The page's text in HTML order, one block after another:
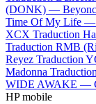
(DONK) —
Time Of My Life —
XCX Traduction
Traduction RMB
Reyez Traduction
Madonna
WIDE AWAKE —
HP mobile